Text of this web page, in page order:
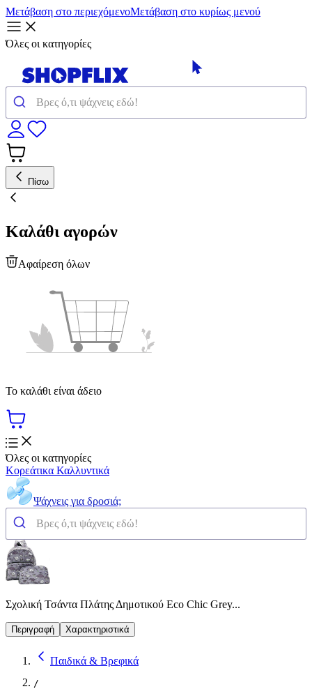
Μετάβαση στο περιεχόμενοΜετάβαση στο κυρίως μενού
Όλες οι κατηγορίες
Πίσω
Καλάθι αγορών
Αφαίρεση όλων
Το καλάθι είναι άδειο
Όλες οι κατηγορίες
Κορεάτικα Καλλυντικά
Ψάχνεις για δροσιά;
Σχολική Τσάντα Πλάτης Δημοτικού Eco Chic Grey...
Περιγραφή Χαρακτηριστικά
Παιδικά & Βρεφικά
/